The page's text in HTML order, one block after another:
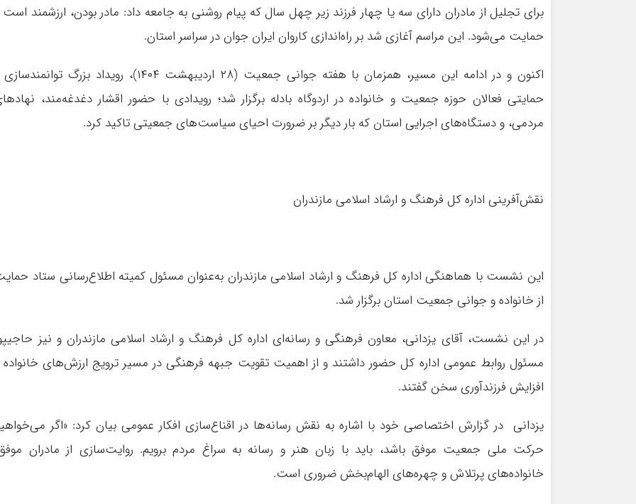
برای تجلیل از مادران دارای سه یا چهار فرزند زیر چهل سال که پیام روشنی به جامعه داد: مادر بودن، ارزشمند
حمایت می‌شود. این مراسم آغازی شد بر راه‌اندازی کاروان ایران جوان در سراسر استان.
اکنون و در ادامه این مسیر، همزمان با هفته جوانی جمعیت (۲۸ اردیبهشت ۱۴۰۴)، رویداد بزرگ
حمایتی فعالان حوزه جمعیت و خانواده در اردوگاه بادله برگزار شد؛ رویدادی با حضور اقشار دغدغه‌مند،
مردمی، و دستگاه‌های اجرایی استان که بار دیگر بر ضرورت احیای سیاست‌های جمعیتی تاکید کرد.
نقش‌آفرینی اداره کل فرهنگ و ارشاد اسلامی مازندران
این نشست با هماهنگی اداره کل فرهنگ و ارشاد اسلامی مازندران به‌عنوان مسئول کمیته اطلاع‌رسانی ستاد
از خانواده و جوانی جمعیت استان برگزار شد.
در این نشست، آقای یزدانی، معاون فرهنگی و رسانه‌ای اداره کل فرهنگ و ارشاد اسلامی مازندران و نیز
مسئول روابط عمومی اداره کل حضور داشتند و از اهمیت تقویت جبهه فرهنگی در مسیر ترویج ارزش‌های خانواده
افزایش فرزندآوری سخن گفتند.
یزدانی در گزارش اختصاصی خود با اشاره به نقش رسانه‌ها در اقناع‌سازی افکار عمومی بیان کرد: «اگر
حرکت ملی جمعیت موفق باشد، باید با زبان هنر و رسانه به سراغ مردم برویم. روایت‌سازی از مادران
خانواده‌های پرتلاش و چهره‌های الهام‌بخش ضروری است.